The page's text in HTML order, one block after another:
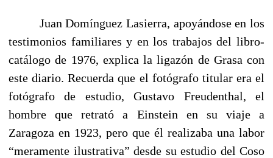
Juan Domínguez Lasierra, apoyándose en los
testimonios familiares y en los trabajos del libro-
catálogo de 1976, explica la ligazón de Grasa con
este diario. Recuerda que el fotógrafo titular era el
fotógrafo de estudio, Gustavo Freudenthal, el
hombre que retrató a Einstein en su viaje a
Zaragoza en 1923, pero que él realizaba una labor
“meramente ilustrativa” desde su estudio del Coso